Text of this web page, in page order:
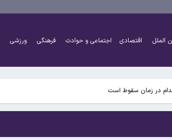
الملل اقتصادی اجتماعی و حوادث فرهنگی ورزشی
تازه از موسیقی ایرانی
حملات پهپادی محدود کرد
در زمان سقوط است
باشیم/روابطی با اسرائیل نداریم